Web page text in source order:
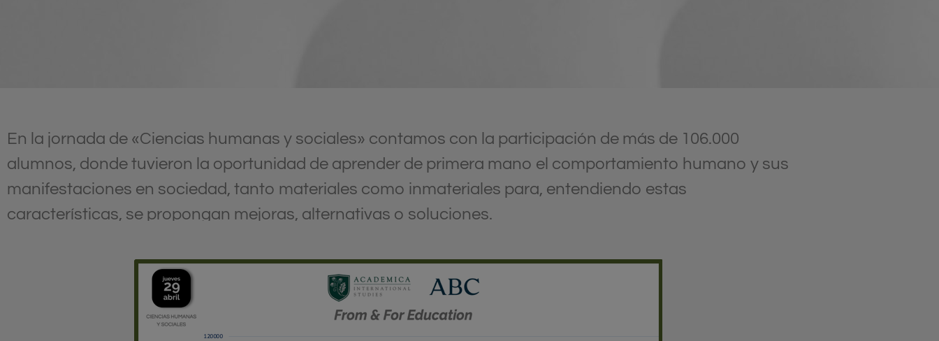
En la jornada de «Ciencias humanas y sociales» contamos con la participación de más de 106.000
alumnos, donde tuvieron la oportunidad de aprender de primera mano el comportamiento humano y sus
manifestaciones en sociedad, tanto materiales como inmateriales para, entendiendo estas
características, se propongan mejoras, alternativas o soluciones.